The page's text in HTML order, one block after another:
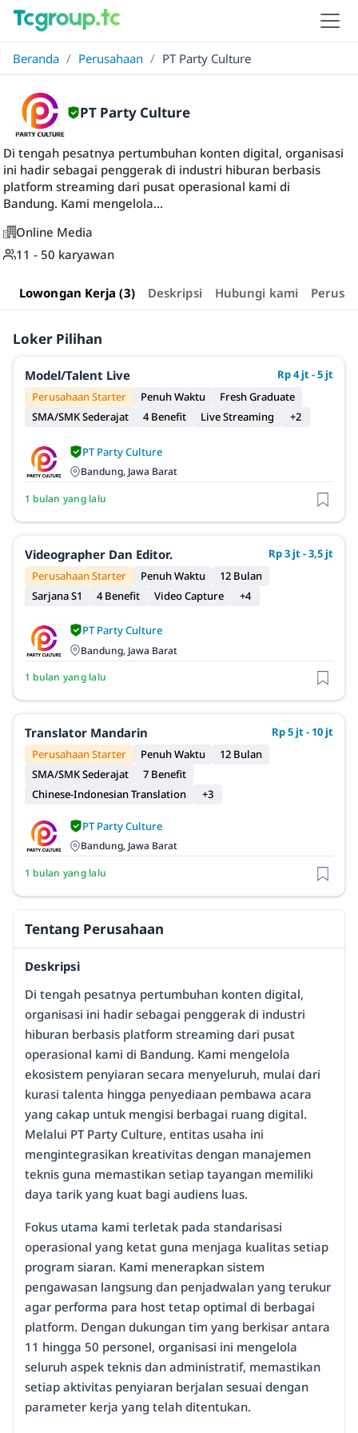
Beranda / Perusahaan / PT Party Culture
PT Party Culture
Di tengah pesatnya pertumbuhan konten digital, organisasi
ini hadir sebagai penggerak di industri hiburan berbasis
platform streaming dari pusat operasional kami di
Bandung. Kami mengelola...
Online Media
11 - 50 karyawan
Lowongan Kerja (3) Deskripsi Hubungi kami
Loker Pilihan
Model/Talent Live
Rp 4 jt - 5 jt
Perusahaan Starter
Penuh Waktu
Fresh Graduate
SMA/SMK Sederajat
4 Benefit Live Streaming +2
PT Party Culture
Bandung, Jawa Barat
1 bulan yang lalu
Videographer Dan Editor.
Rp 3 jt - 3,5 jt
Perusahaan Starter
Penuh Waktu
12 Bulan
Sarjana S1
4 Benefit Video Capture +4
PT Party Culture
Bandung, Jawa Barat
1 bulan yang lalu
Translator Mandarin
Rp 5 jt - 10 jt
Perusahaan Starter
Penuh Waktu
12 Bulan
SMA/SMK Sederajat
7 Benefit
Chinese-Indonesian Translation
+3
PT Party Culture
Bandung, Jawa Barat
1 bulan yang lalu
Tentang Perusahaan
Deskripsi
Di tengah pesatnya pertumbuhan konten digital,
organisasi ini hadir sebagai penggerak di industri
hiburan berbasis platform streaming dari pusat
operasional kami di Bandung. Kami mengelola
ekosistem penyiaran secara menyeluruh, mulai dari
kurasi talenta hingga penyediaan pembawa acara
yang cakap untuk mengisi berbagai ruang digital.
Melalui PT Party Culture, entitas usaha ini
mengintegrasikan kreativitas dengan manajemen
teknis guna memastikan setiap tayangan memiliki
daya tarik yang kuat bagi audiens luas.
Fokus utama kami terletak pada standarisasi
operasional yang ketat guna menjaga kualitas setiap
program siaran. Kami menerapkan sistem
pengawasan langsung dan penjadwalan yang terukur
agar performa para host tetap optimal di berbagai
platform. Dengan dukungan tim yang berkisar antara
11 hingga 50 personel, organisasi ini mengelola
seluruh aspek teknis dan administratif, memastikan
setiap aktivitas penyiaran berjalan sesuai dengan
parameter kerja yang telah ditentukan.